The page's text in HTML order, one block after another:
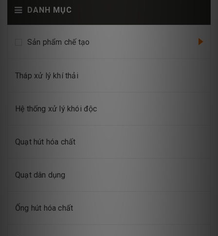
DANH MỤC
Sản phẩm chế tạo
Tháp xử lý khí thải
Hệ thống xử lý khói độc
Quạt hút hóa chất
Quạt dân dụng
Ống hút hóa chất